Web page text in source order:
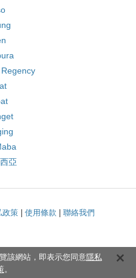
亞
政策| 使用條款 聯絡我們
該網站，即表示您同意隱私
。